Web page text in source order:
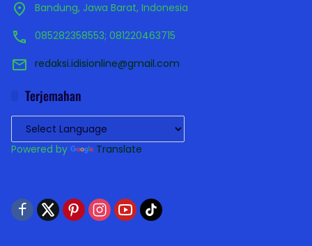
Bandung, Jawa Barat, Indonesia
085282358553; 081220463715
redaksi.idisionline@gmail.com
Terjemahan
Powered by Translate